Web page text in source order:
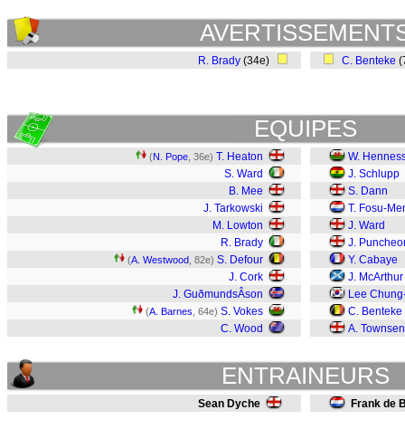
R. Brady (34e) C. Benteke
EQUIPES
(N. Pope , 36e) T. Heaton
S. Ward
B. Mee
J. Tarkowski
M. Lowton
R. Brady
(A. Westwood , 82e) S. Defour
J. Cork
J. GuðmundsÂ­son
(A. Barnes , 64e) S. Vokes
C. Wood
W.
J. Schlupp
S. Dann
T. Fosu-
J. Ward
J.
Y. Cabaye
J. McArthur
Lee
C. Benteke
A.
ENTRAINEURS
Sean Dyche Frank de